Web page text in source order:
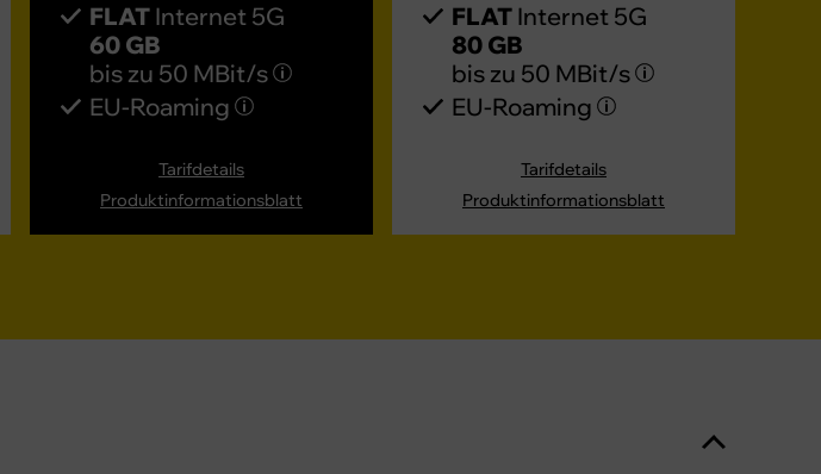
FLAT Internet 5G
60 GB
bis zu 50 MBit/s
EU-Roaming
Tarifdetails
Produktinformationsblatt
FLAT Internet 5G
80 GB
bis zu 50 MBit/s
EU-Roaming
Tarifdetails
Produktinformationsblatt